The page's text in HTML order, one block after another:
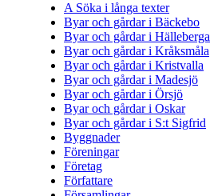
A Söka i långa texter
Byar och gårdar i Bäckebo
Byar och gårdar i Hälleberga
Byar och gårdar i Kråksmåla
Byar och gårdar i Kristvalla
Byar och gårdar i Madesjö
Byar och gårdar i Örsjö
Byar och gårdar i Oskar
Byar och gårdar i S:t Sigfrid
Byggnader
Föreningar
Företag
Författare